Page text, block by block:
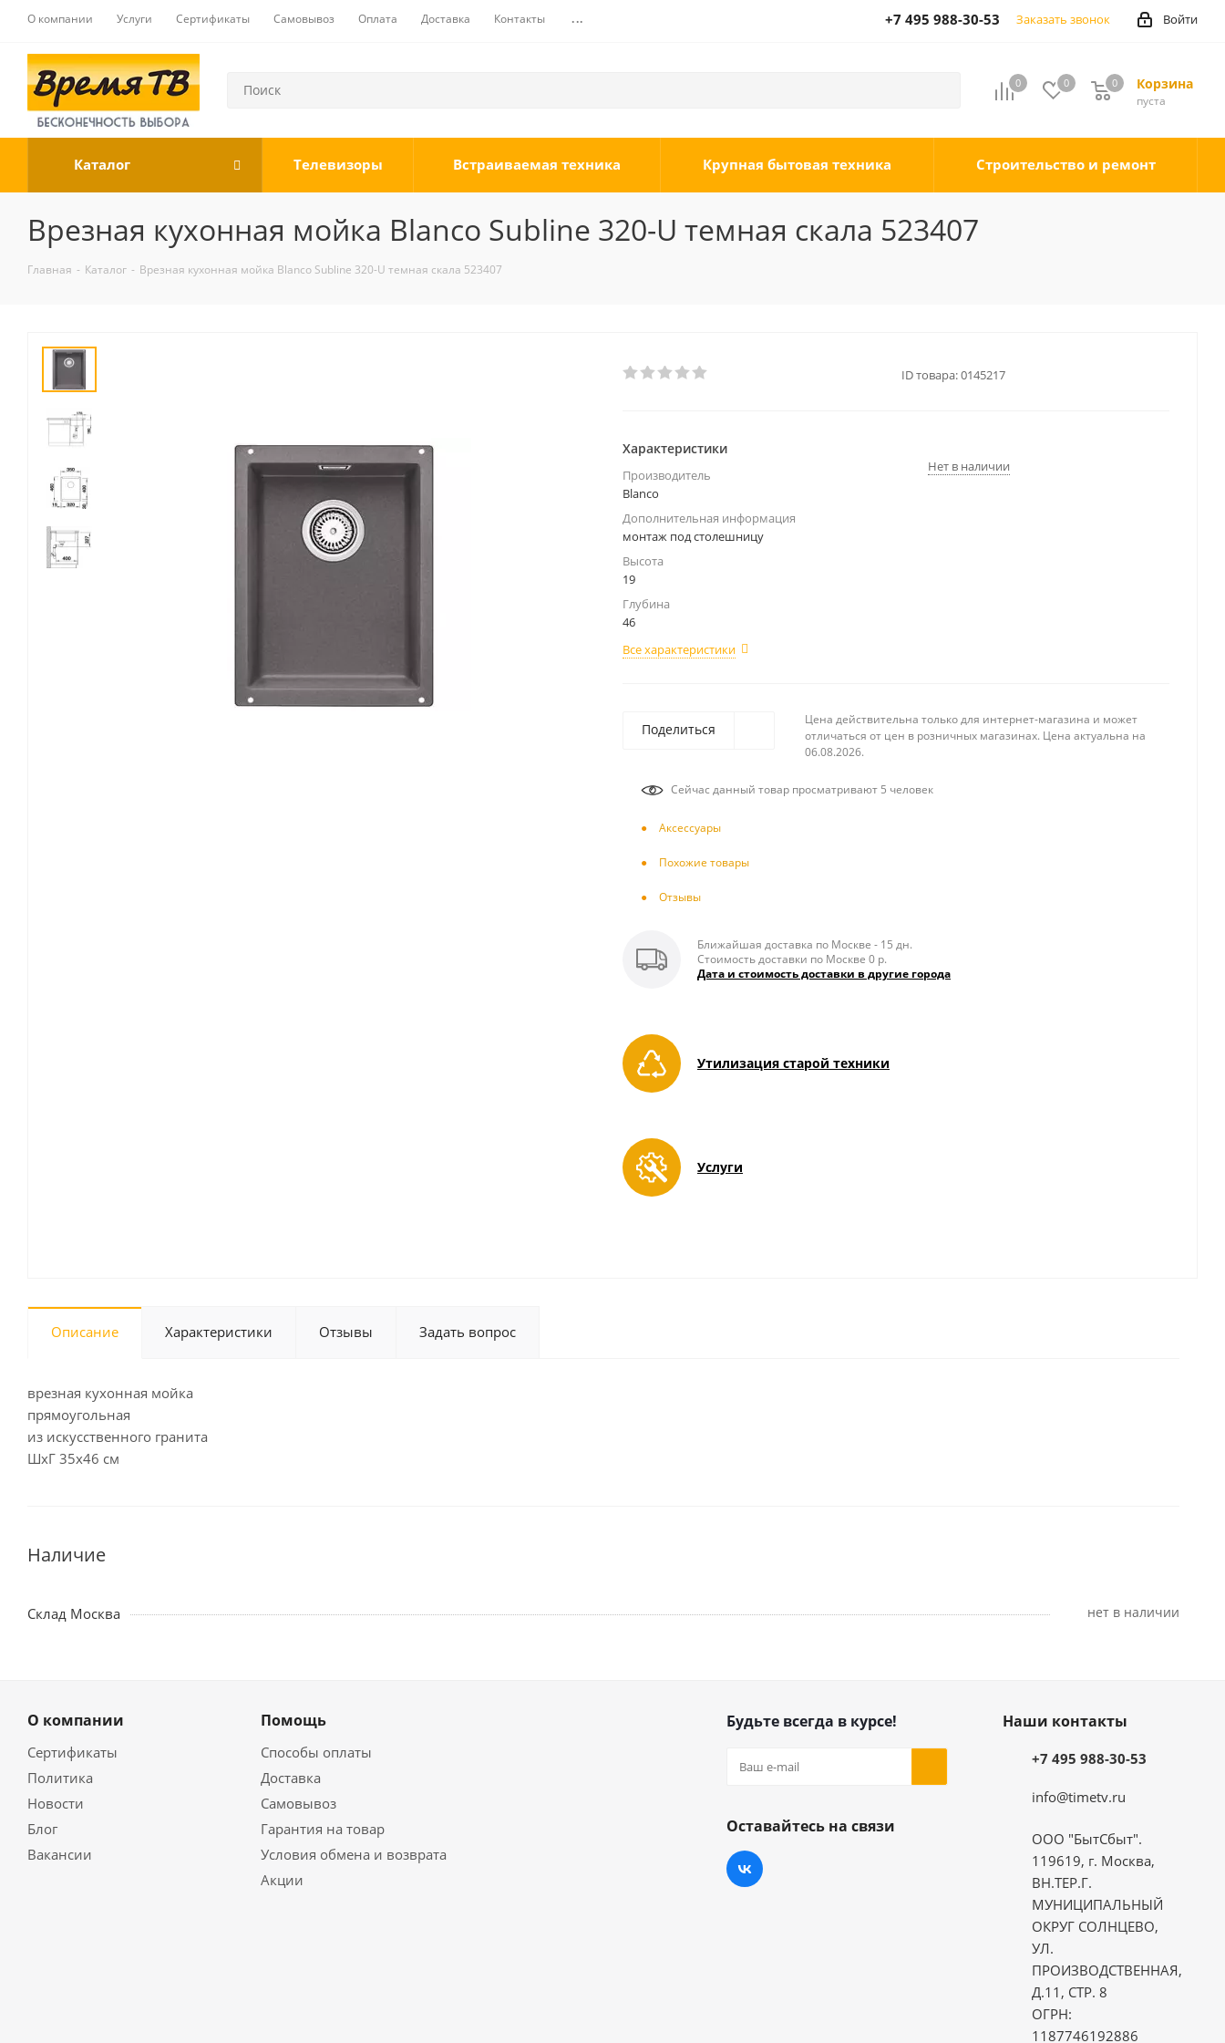
О компании Услуги Сертификаты Самовывоз Оплата Доставка Контакты ... Войти
+7 495 988-30-53 Заказать звонок
0 0 Корзина
0
пуста
0
Каталог Телевизоры Встраиваемая техника Крупная бытовая техника Строительство и ремонт
Врезная кухонная мойка Blanco Subline 320-U темная скала 523407
Главная - Каталог - Врезная кухонная мойка Blanco Subline 320-U темная скала 523407
ID товара:0145217
Характеристики
Производитель
Blanco
Дополнительная информация
монтаж под столешницу
Высота
19
Глубина
46
Все характеристики
Нет в наличии
Поделиться
Цена действительна только для интернет-магазина и может
отличаться от цен в розничных магазинах. Цена актуальна на
06.08.2026.
Сейчас данный товар просматривают 5 человек
Аксесcуары
Похожие товары
Отзывы
Ближайшая доставка по Москве - 15 дн.
Стоимость доставки по Москве 0 р.
Дата и стоимость доставки в другие города
Утилизация старой техники
Услуги
Описание Характеристики Отзывы Задать вопрос
врезная кухонная мойка
прямоугольная
из искусственного гранита
ШхГ 35х46 см
Наличие
Склад Москва Нет в наличии
О компании
Сертификаты
Политика
Новости
Блог
Вакансии
Помощь
Способы оплаты
Доставка
Самовывоз
Гарантия на товар
Условия обмена и возврата
Акции
Будьте всегда в курсе!
Оставайтесь на связи
Наши контакты
+7 495 988-30-53
info@timetv.ru
ООО "БытСбыт".
119619, г. Москва,
ВН.ТЕР.Г.
МУНИЦИПАЛЬНЫЙ
ОКРУГ СОЛНЦЕВО,
УЛ.
ПРОИЗВОДСТВЕННАЯ,
Д.11, СТР. 8
ОГРН:
1187746192886